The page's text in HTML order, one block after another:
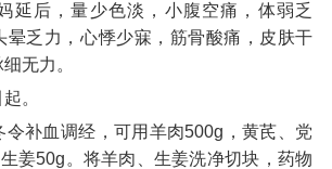
延后，量少色淡，小腹空痛，体弱乏
晕乏力，心悸少寐，筋骨酸痛，皮肤干
无力。
。
令补血调经，可用羊肉500g，黄芪、党
姜50g。将羊肉、生姜洗净切块，药物